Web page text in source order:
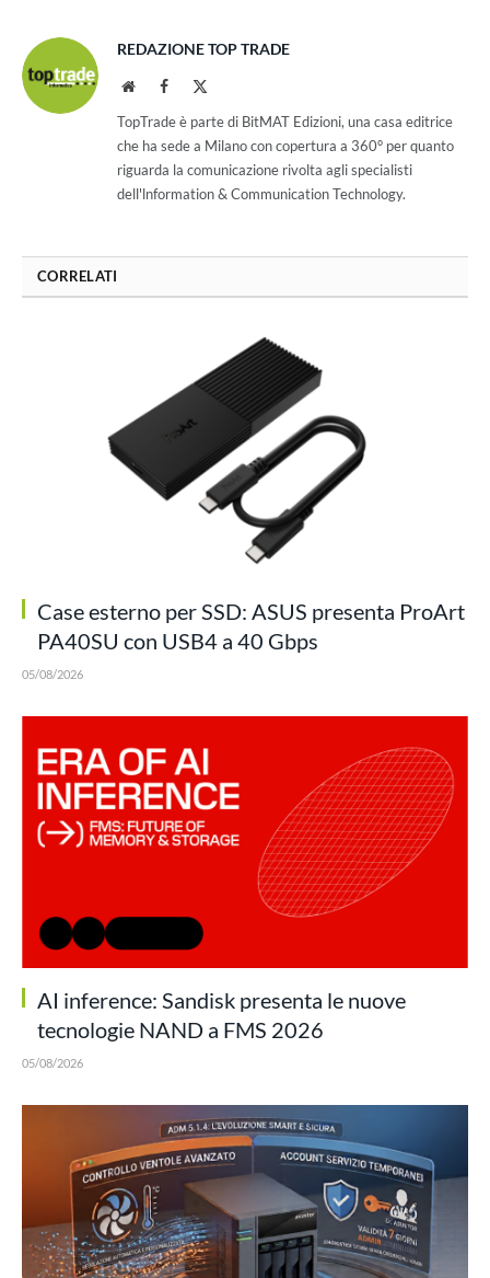
REDAZIONE TOP TRADE
WebsiteFacebook
TopTrade è parte di BitMAT Edizioni, una casa editrice
che ha sede a Milano con copertura a 360° per quanto
riguarda la comunicazione rivolta agli specialisti
dell'lnformation & Communication Technology.
CORRELATI
Case esterno per SSD: ASUS presenta ProArt
PA40SU con USB4 a 40 Gbps
05/08/2026
AI inference: Sandisk presenta le nuove
tecnologie NAND a FMS 2026
05/08/2026